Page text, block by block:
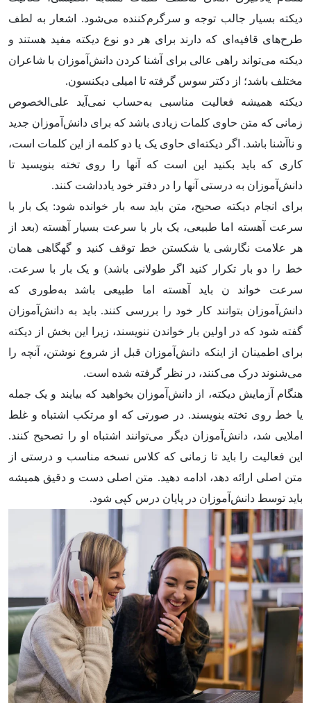
دیکته بسیار جالب توجه و سرگرم‌کننده می‌شود. اشعار به لطف
طرح‌های قافیه‌ای که دارند برای هر دو نوع دیکته مفید هستند و
دیکته‌ می‌تواند راهی عالی برای آشنا کردن دانش‌آموزان با شاعران
مختلف باشد؛ از دکتر سوس گرفته تا امیلی دیکنسون.
دیکته همیشه فعالیت مناسبی به‌حساب نمی‌آید علی‌الخصوص
زمانی که متن حاوی کلمات زیادی باشد که برای دانش‌آموزان جدید
و ناآشنا باشد. اگر دیکته‌ای حاوی یک یا دو کلمه از این کلمات است،
کاری که باید بکنید این است که آنها را روی تخته بنویسید تا
دانش‌آموزان به درستی آنها را در دفتر خود یادداشت کنند.
برای انجام دیکته صحیح، متن باید سه بار خوانده شود: یک بار با
سرعت آهسته اما طبیعی، یک بار با سرعت بسیار آهسته (بعد از
هر علامت نگارشی یا شکستن خط توقف کنید و گهگاهی همان
خط را دو بار تکرار کنید اگر طولانی باشد) و یک بار با سرعت.
سرعت خواند ن باید آهسته اما طبیعی باشد به‌طوری که
دانش‌آموزان بتوانند کار خود را بررسی کنند. باید به دانش‌آموزان
گفته شود که در اولین بار خواندن ننویسند، زیرا این بخش از دیکته
برای اطمینان از اینکه دانش‌آموزان قبل از شروع نوشتن، آنچه را
می‌شنوند درک می‌کنند، در نظر گرفته شده است.
هنگام آزمایش دیکته، از دانش‌آموزان بخواهید که بیایند و یک جمله
یا خط روی تخته بنویسند. در صورتی که او مرتکب اشتباه و غلط
املایی شد، دانش‌آموزان دیگر می‌توانند اشتباه او را تصحیح کنند.
این فعالیت را باید تا زمانی که کلاس نسخه مناسب و درستی از
متن اصلی ارائه دهد، ادامه دهید. متن اصلی دست و دقیق همیشه
باید توسط دانش‌آموزان در پایان درس کپی شود.